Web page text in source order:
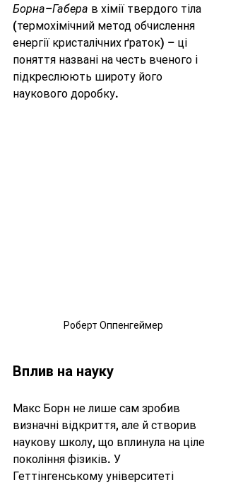
Борна–Габера в хімії твердого тіла
(термохімічний метод обчислення
енергії кристалічних ґраток) – ці
поняття названі на честь вченого і
підкреслюють широту його
наукового доробку.
Роберт Оппенгеймер
Вплив на науку
Макс Борн не лише сам зробив
визначні відкриття, але й створив
наукову школу, що вплинула на ціле
покоління фізиків. У
Геттінгенському університеті